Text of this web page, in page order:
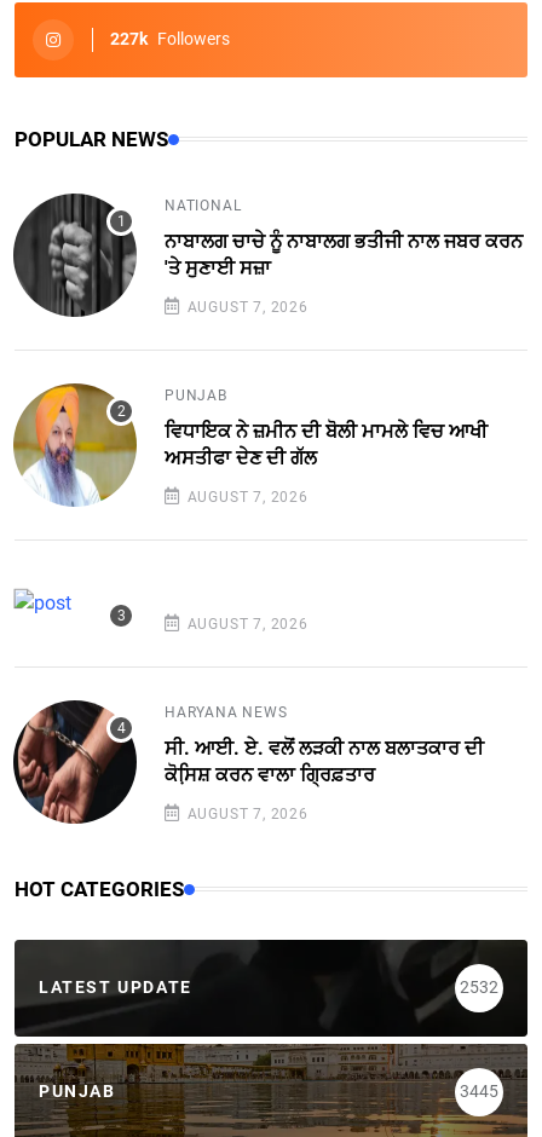
227k Followers
POPULAR NEWS
NATIONAL
ਨਾਬਾਲਗ ਚਾਚੇ ਨੂੰ ਨਾਬਾਲਗ ਭਤੀਜੀ ਨਾਲ ਜਬਰ ਕਰਨ
'ਤੇ ਸੁਣਾਈ ਸਜ਼ਾ
AUGUST 7, 2026
PUNJAB
ਵਿਧਾਇਕ ਨੇ ਜ਼ਮੀਨ ਦੀ ਬੋਲੀ ਮਾਮਲੇ ਵਿਚ ਆਖੀ
ਅਸਤੀਫਾ ਦੇਣ ਦੀ ਗੱਲ
AUGUST 7, 2026
AUGUST 7, 2026
HARYANA NEWS
ਸੀ. ਆਈ. ਏ. ਵਲੋਂ ਲੜਕੀ ਨਾਲ ਬਲਾਤਕਾਰ ਦੀ
ਕੋਸਿ਼ਸ਼ ਕਰਨ ਵਾਲਾ ਗ੍ਰਿਫ਼ਤਾਰ
AUGUST 7, 2026
HOT CATEGORIES
LATEST UPDATE 2532
PUNJAB 3445